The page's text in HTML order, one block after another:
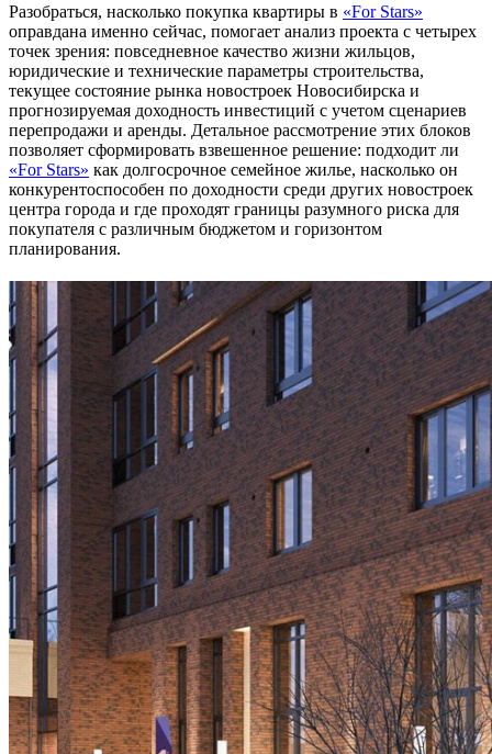
Разобраться, насколько покупка квартиры в «For Stars»
оправдана именно сейчас, помогает анализ проекта с четырех
точек зрения: повседневное качество жизни жильцов,
юридические и технические параметры строительства,
текущее состояние рынка новостроек Новосибирска и
прогнозируемая доходность инвестиций с учетом сценариев
перепродажи и аренды. Детальное рассмотрение этих блоков
позволяет сформировать взвешенное решение: подходит ли
«For Stars» как долгосрочное семейное жилье, насколько он
конкурентоспособен по доходности среди других новостроек
центра города и где проходят границы разумного риска для
покупателя с различным бюджетом и горизонтом
планирования.